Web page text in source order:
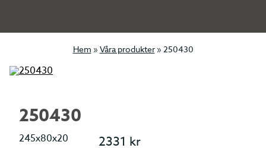
Hem » Våra produkter» 250430
250430
245x80x20 2331 kr